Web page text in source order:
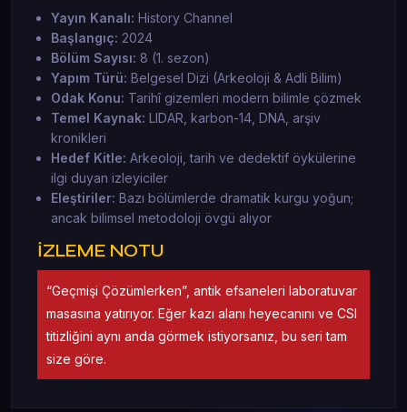
Yayın Kanalı: History Channel
Başlangıç: 2024
Bölüm Sayısı: 8 (1. sezon)
Yapım Türü: Belgesel Dizi (Arkeoloji & Adli Bilim)
Odak Konu: Tarihî gizemleri modern bilimle çözmek
Temel Kaynak: LIDAR, karbon-14, DNA, arşiv
kronikleri
Hedef Kitle: Arkeoloji, tarih ve dedektif öykülerine
ilgi duyan izleyiciler
Eleştiriler: Bazı bölümlerde dramatik kurgu yoğun;
ancak bilimsel metodoloji övgü alıyor
İZLEME NOTU
“Geçmişi Çözümlerken”, antik efsaneleri laboratuvar
masasına yatırıyor. Eğer kazı alanı heyecanını ve CSI
titizliğini aynı anda görmek istiyorsanız, bu seri tam
size göre.